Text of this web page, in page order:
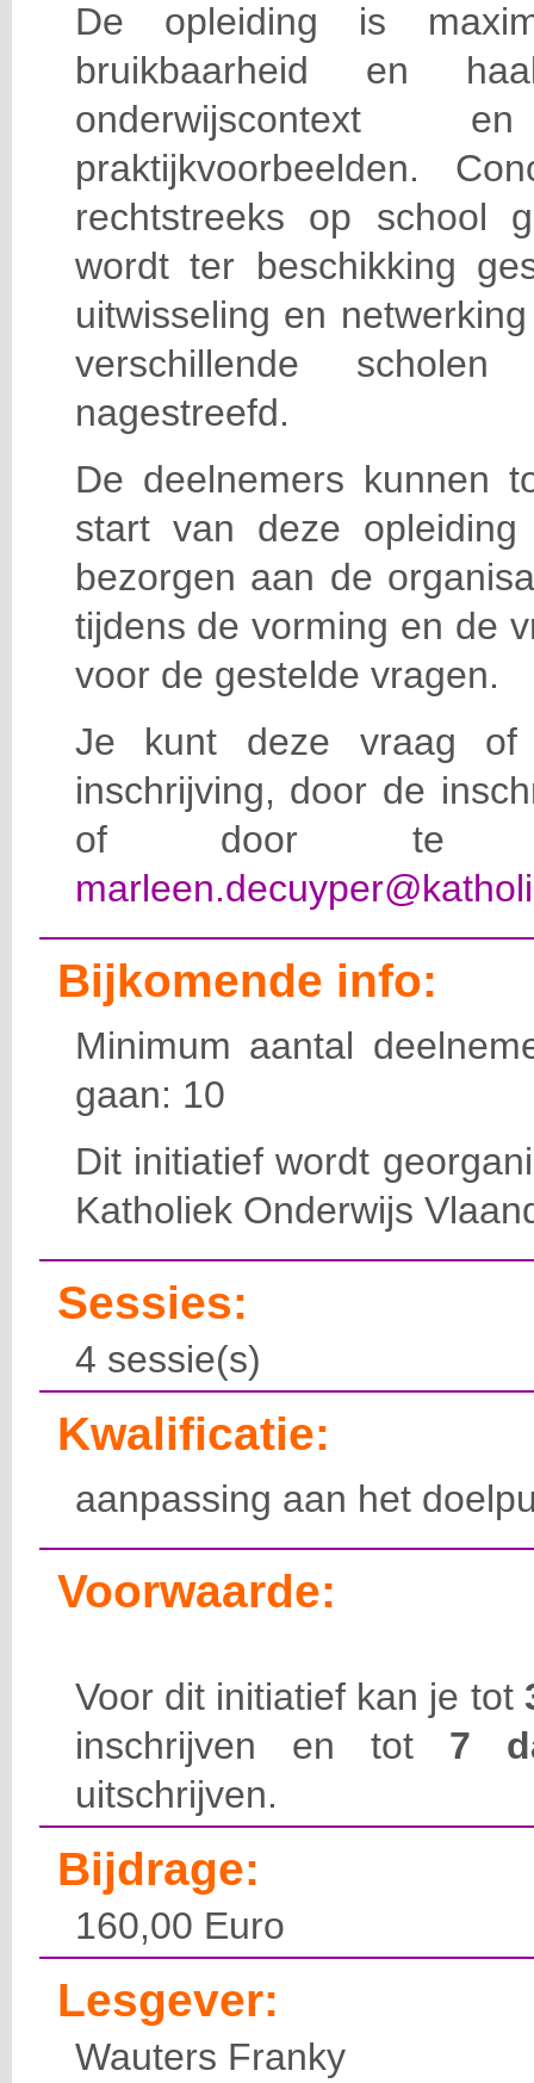
De opleiding is
bruikbaarheid en
praktijkvoorbeelden.
rechtstreeks op school
wordt ter beschikking
uitwisseling en
verschillende scholen
nagestreefd.
De deelnemers kunnen
start van deze
bezorgen aan de
tijdens de vorming en de
voor de gestelde vragen.
Je kunt deze vraag of
inschrijving, door de
of door te e-
Bijkomende info:
Minimum aantal
gaan: 10
Dit initiatief wordt
Katholiek Onderwijs
Sessies:
4 sessie(s)
Kwalificatie:
aanpassing aan het
Voorwaarde:
Voor dit initiatief kan je tot
inschrijven en tot 7
uitschrijven.
Bijdrage:
160,00 Euro
Lesgever:
Wauters Franky